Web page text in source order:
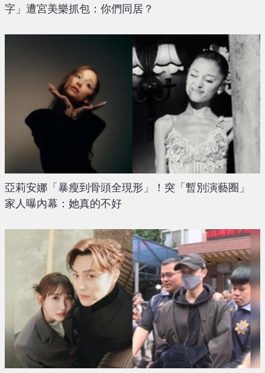
字」遭宮美樂抓包：你們同居？
亞莉安娜「暴瘦到骨頭全現形」！突「暫別演藝圈」
家人曝內幕：她真的不好